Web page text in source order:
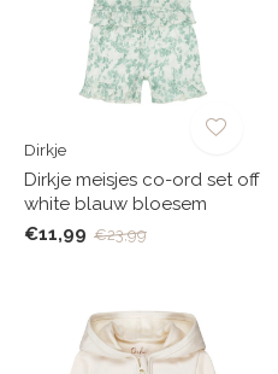
Dirkje
Dirkje meisjes co-ord set off
white blauw bloesem
€11,99 €23,99